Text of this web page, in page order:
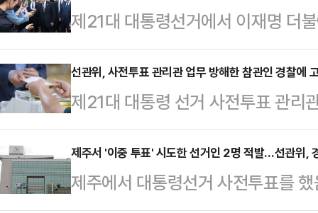
제21대 대통령선거에서 이재명 더
찰전담경호대가 기존 경호활동을
이재명 대통령 경호와 관련해 언론
전담경호대가 기존 경호활동을 유
과 관련된 사안으로 확인하기 어려
경찰과 대통령경호처가 함께 경호
보는 선거 운동 기간 경찰 경호를
선관위, 사전투표 관리관 업무 방해한 참관인 경찰에
제21대 대통령 선거 사전투표 관리
이 경찰에 고발됐다.3일 연합뉴스
공직선거법 위반 혐의로 사전투표
전투표 기간인 지난달 29∼30일 인
제주서 '이중 투표' 시도한 선거인 2명 적발…선관위,
제주에서 대통령선거 사전투표를